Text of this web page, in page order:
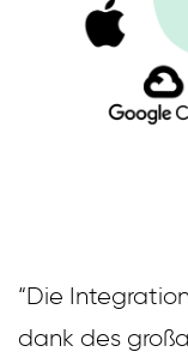
“Die
dank des